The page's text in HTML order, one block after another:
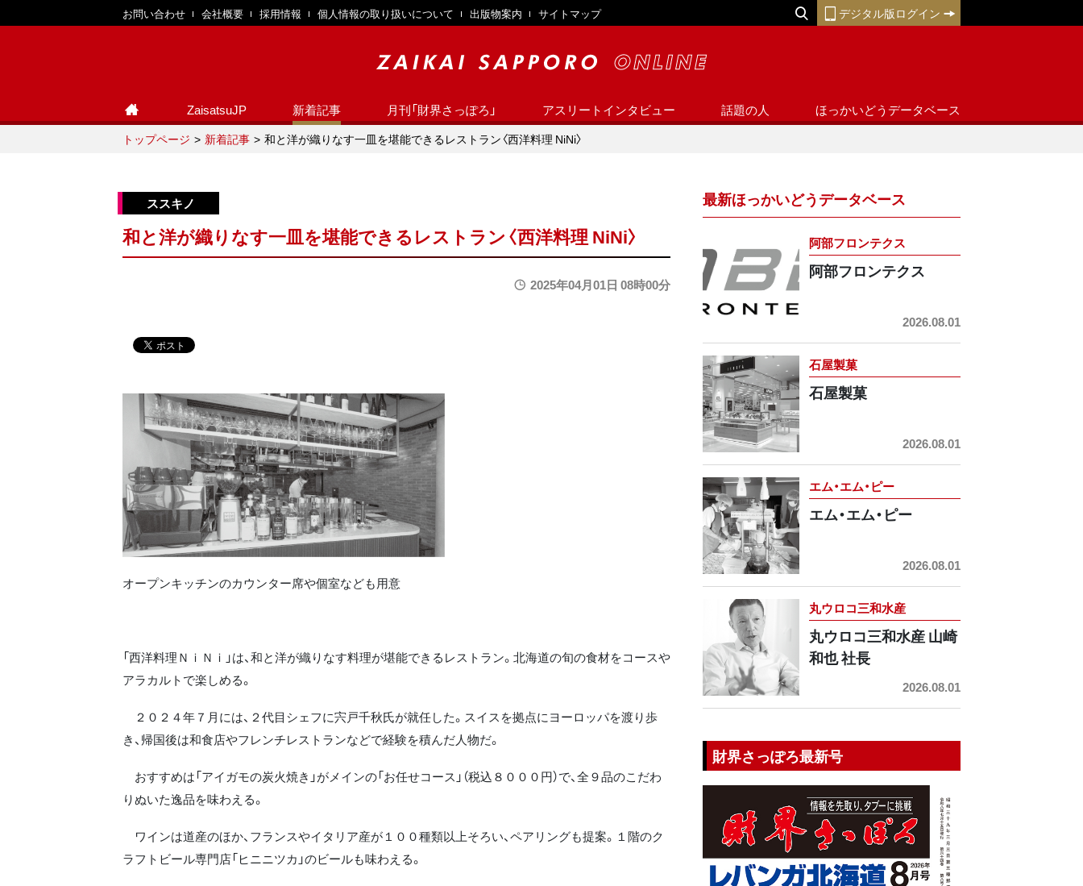
お問い合わせ 会社概要 採用情報 個人情報の取り扱いについて 出版物案内 サイトマップ デジタル版ログイン
ZaisatsuJP 新着記事 月刊「財界さっぽろ」 アスリートインタビュー 話題の人 ほっかいどうデータベース
トップページ 新着記事 和と洋が織りなす一皿を堪能できるレストラン〈西洋料理 NiNi〉
和と洋が織りなす一皿を堪能できるレストラン〈西洋料理 NiNi〉
2025年04月01日 08時00分
オープンキッチンのカウンター席や個室なども用意
「西洋料理ＮｉＮｉ」は、和と洋が織りなす料理が堪能できるレストラン。北海道の旬の食材をコースや
アラカルトで楽しめる。
２０２４年７月には、２代目シェフに宍戸千秋氏が就任した。スイスを拠点にヨーロッパを渡り歩
き、帰国後は和食店やフレンチレストランなどで経験を積んだ人物だ。
おすすめは「アイガモの炭火焼き」がメインの「お任せコース」（税込８０００円）で、全９品のこだわ
りぬいた逸品を味わえる。
ワインは道産のほか、フランスやイタリア産が１００種類以上そろい、ペアリングも提案。１階のク
ラフトビール専門店「ヒニニツカ」のビールも味わえる。
最新ほっかいどうデータベース
阿部フロンテクス
阿部フロンテクス
2026.08.01
石屋製菓
石屋製菓
2026.08.01
エム・エム・ピー
エム・エム・ピー
2026.08.01
丸ウロコ三和水産
丸ウロコ三和水産 山崎
和也 社長
2026.08.01
財界さっぽろ最新号